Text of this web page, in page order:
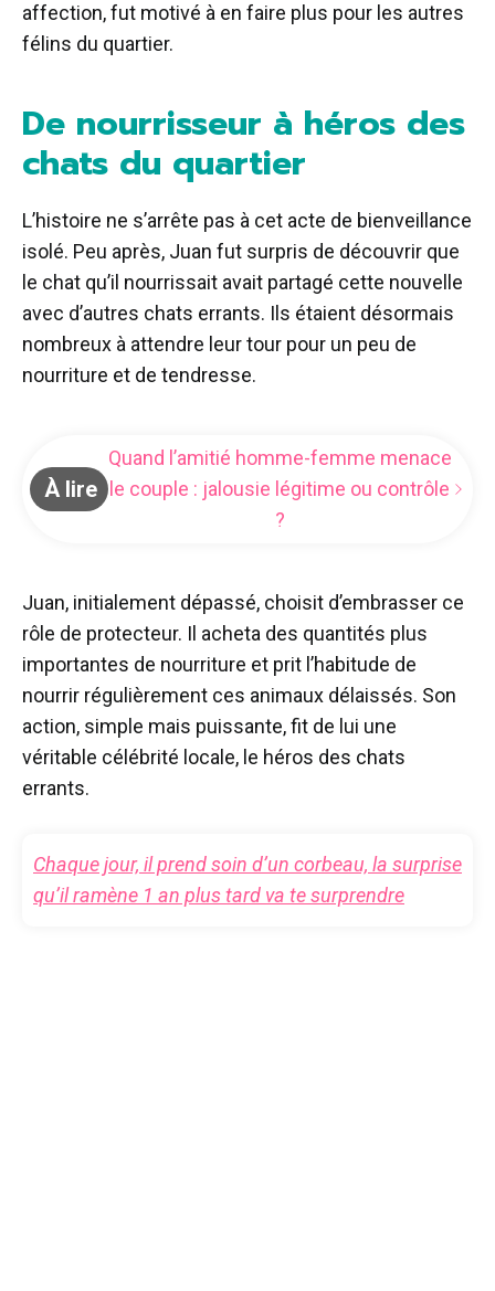
affection, fut motivé à en faire plus pour les autres
félins du quartier.
De nourrisseur à héros des
chats du quartier
L’histoire ne s’arrête pas à cet acte de bienveillance
isolé. Peu après, Juan fut surpris de découvrir que
le chat qu’il nourrissait avait partagé cette nouvelle
avec d’autres chats errants. Ils étaient désormais
nombreux à attendre leur tour pour un peu de
nourriture et de tendresse.
À lire
Quand l’amitié homme-femme menace
le couple : jalousie légitime ou contrôle
?
Juan, initialement dépassé, choisit d’embrasser ce
rôle de protecteur. Il acheta des quantités plus
importantes de nourriture et prit l’habitude de
nourrir régulièrement ces animaux délaissés. Son
action, simple mais puissante, fit de lui une
véritable célébrité locale, le héros des chats
errants.
Chaque jour, il prend soin d’un corbeau, la surprise
qu’il ramène 1 an plus tard va te surprendre